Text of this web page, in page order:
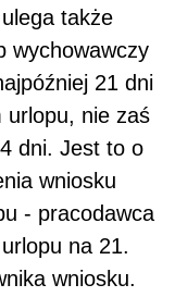
także
wychowawczy
21 dni
urlopu, nie zaś
dni. Jest to o
wniosku
- pracodawca
na 21.
wniosku.